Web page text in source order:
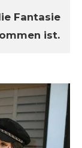
Fantasie
ist.